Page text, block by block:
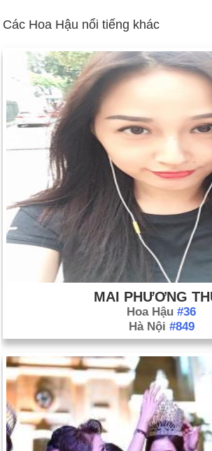
tinh vì hòa bình (ngày 4 tháng 11).
Các Hoa Hậu nổi tiếng khác
MAI PHƯƠNG
Hoa Hậu #36
Hà Nội #849